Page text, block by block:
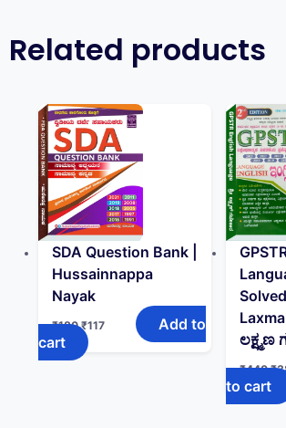
Related products
SDA Question Bank |
Hussainnappa
Nayak
₹180 ₹117
Add to
cart
ಲಕ್ಷ್ಮಣ
₹440 ₹
to cart